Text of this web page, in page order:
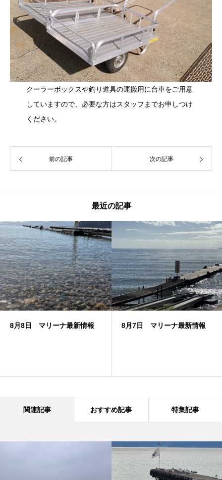
クーラーボックスや釣り道具の運搬用に台車をご用意
していますので、必要な方はスタッフまでお申しつけ
ください。
前の記事 次の記事
最近の記事
8月8日 マリーナ最新情報 8月7日 マリーナ最新情報
関連記事 おすすめ記事 特集記事